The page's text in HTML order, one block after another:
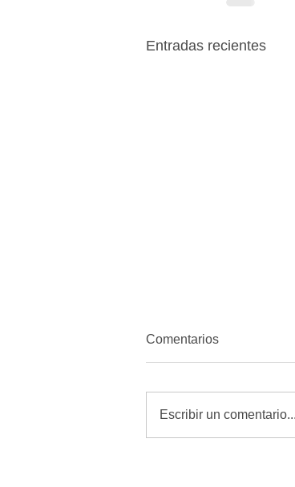
Entradas recientes
Comentarios
Escribir un comentario...